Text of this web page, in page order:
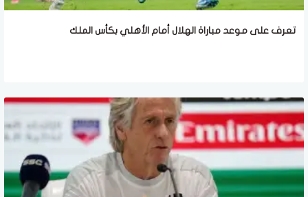
تعرف على موعد مباراة الهلال أمام الأهلي بكأس الملك